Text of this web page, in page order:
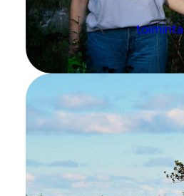
toiminta